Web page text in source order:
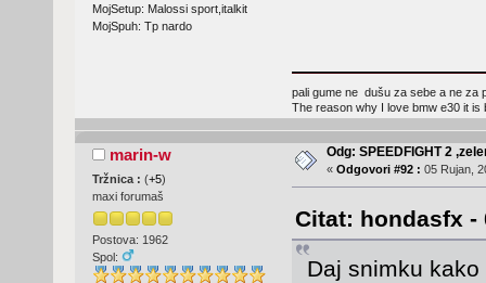
MojSetup: Malossi sport,italkit
MojSpuh: Tp nardo
pali gume ne dušu za sebe a ne za
The reason why I love bmw e30 it is
marin-w
Tržnica : (+5)
maxi forumaš
Postova: 1962
Spol:
Odg: SPEEDFIGHT 2
« Odgovori #92 : 05 Rujan,
Citat: hondasfx -
Daj snimku